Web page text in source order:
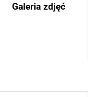
Galeria zdjęć